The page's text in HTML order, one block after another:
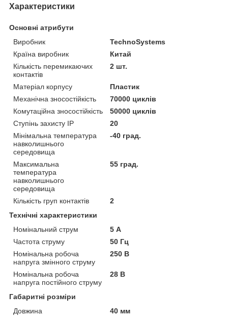
Характеристики
Основні атрибути
Виробник
TechnoSystems
Країна виробник
Китай
Кількість перемикаючих
контактів
2 шт.
Матеріал корпусу
Пластик
Механічна зносостійкість
70000 циклів
Комутаційна зносостійкість
50000 циклів
Ступінь захисту IP
20
Мінімальна температура
навколишнього
середовища
-40 град.
Максимальна
температура
навколишнього
середовища
55 град.
Кількість груп контактів
2
Технічні характеристики
Номінальний струм
5 А
Частота струму
50 Гц
Номінальна робоча
напруга змінного струму
250 В
Номінальна робоча
напруга постійного струму
28 В
Габаритні розміри
Довжина
40 мм